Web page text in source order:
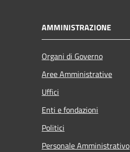
AMMINISTRAZIONE
Organi di Governo
Aree Amministrative
Uffici
Enti e fondazioni
Politici
Personale Amministrativo